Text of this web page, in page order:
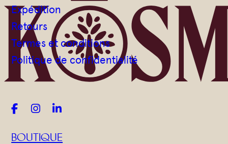
Exfoliants
Gommages
Huiles à massage
Hydratants
Huiles
Expédition
Retours
Termes et conditions
Politique de confidentialité
  
BOUTIQUE